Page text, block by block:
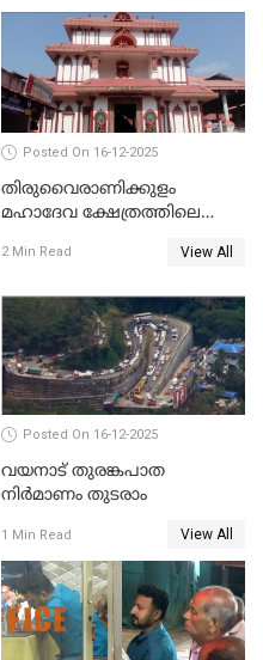
Posted On 16-12-2025
തിരുവൈരാണിക്കുളം
മഹാദേവ ക്ഷേത്രത്തിലെ
ജനുവരി 2 ന് തുടക്കമാകും
2 Min Read View All
Posted On 16-12-2025
വയനാട് തുരങ്കപാത
നിർമാണം തുടരാം
1 Min Read View All